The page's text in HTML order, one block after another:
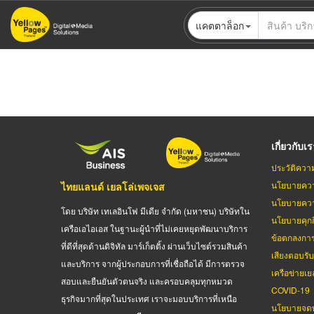
ข้าม
ไป
แคตตาล็อก
ไทยแลนด์ เยลโล่เพจเจส
โดย บริษัท เทเลอินโฟ มีเดีย จำกัด (มหาชน) บริษัทใน
เครือเอไอเอส ในฐานะผู้นำที่ไม่เคยหยุดพัฒนาบริการ
ที่ดีที่สุดด้านดิจิทัล มาร์เก็ตติ้ง ผ่านเว็บไซต์รวมสินค้า
และบริการ จากผู้ประกอบการที่เชื่อถือได้ มีการตรวจ
สอบและยืนยันตัวตนจริง และครอบคลุมทุกหมวด
ธุรกิจมากที่สุดในประเทศ เราจะมอบบริการที่เหนือ
เกี่ยวกับเ
ประวัติควา
นโยบายค
นโยบายคว
นโยบายคุก
ข้อตกลงกา
เสียงตอบ
เครือข่ายเ
COVID-19
นโยบายจด